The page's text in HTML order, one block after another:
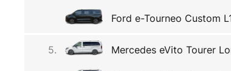
Ford e-Tourneo Custom
5. Mercedes eVito Tourer